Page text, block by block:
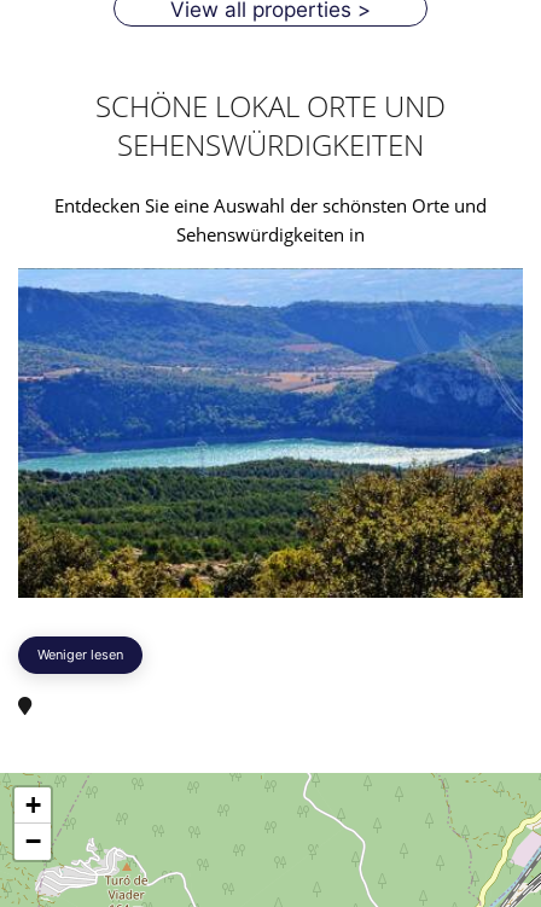
View all properties >
SCHÖNE LOKAL ORTE UND
SEHENSWÜRDIGKEITEN
Entdecken Sie eine Auswahl der schönsten Orte und
Sehenswürdigkeiten in
Weniger lesen
+
−